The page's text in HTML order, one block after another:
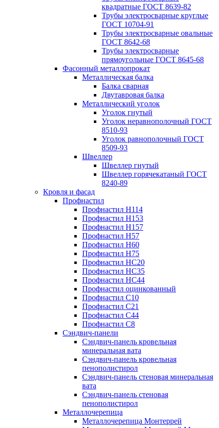
квадратные ГОСТ 8639-82
Трубы электросварные круглые
ГОСТ 10704-91
Трубы электросварные овальные
ГОСТ 8642-68
Трубы электросварные
прямоугольные ГОСТ 8645-68
Фасонный металлопрокат
Металлическая балка
Балка сварная
Двутавровая балка
Металлический уголок
Уголок гнутый
Уголок неравнополочный ГОСТ
8510-93
Уголок равнополочный ГОСТ
8509-93
Швеллер
Швеллер гнутый
Швеллер горячекатаный ГОСТ
8240-89
Кровля и фасад
Профнастил
Профнастил Н114
Профнастил Н153
Профнастил Н157
Профнастил Н57
Профнастил Н60
Профнастил Н75
Профнастил НС20
Профнастил НС35
Профнастил НС44
Профнастил оцинкованный
Профнастил С10
Профнастил С21
Профнастил С44
Профнастил С8
Сэндвич-панели
Сэндвич-панель кровельная
минеральная вата
Сэндвич-панель кровельная
пенополистирол
Сэндвич-панель стеновая минеральная
вата
Сэндвич-панель стеновая
пенополистирол
Металлочерепица
Металлочерепица Монтеррей